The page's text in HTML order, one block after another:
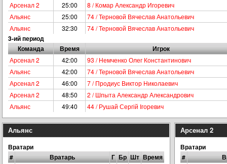
Арсенал 2 25:00
8 / Комар Александр Игоревич
Альянс
25:00
74 / Терновой Вячеслав Анатольевич
Альянс
32:30 74 / Терновой Вячеслав Анатольевич
3-ий период
Команда
Время Игрок
Арсенал 2 42:00
93 / Немченко Олег Константинович
Альянс
42:00
74 / Терновой Вячеслав Анатольевич
Арсенал 2
46:00
7 / Продиус Виктор Николаевич
Арсенал 2
48:50
2 / Шпыта Александр Александрович
Альянс
49:40 44 / Рушай Сергій Ігоревич
Альянс
Вратари
#
Вратарь Г Бр Шт Время
Арсенал 2
Вратари
#